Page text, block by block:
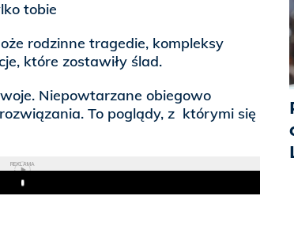
tobie
rodzinne tragedie, kompleksy
które zostawiły ślad.
Niepowtarzane obiegowo
To poglądy, z którymi się
REKLAMA
Play